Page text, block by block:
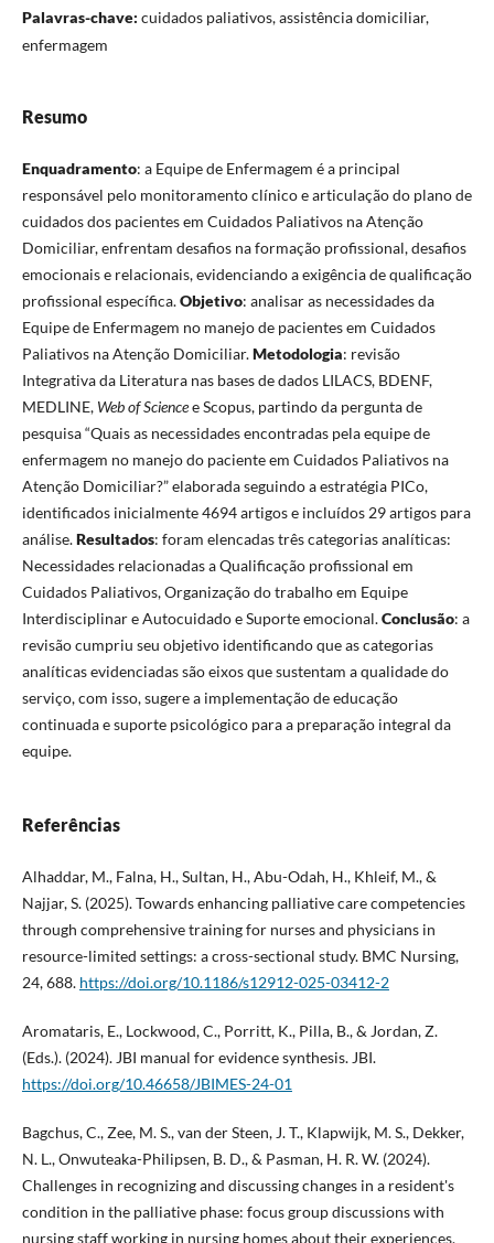
Palavras-chave: cuidados paliativos, assistência domiciliar,
enfermagem
Resumo
Enquadramento: a Equipe de Enfermagem é a principal
responsável pelo monitoramento clínico e articulação do plano de
cuidados dos pacientes em Cuidados Paliativos na Atenção
Domiciliar, enfrentam desafios na formação profissional, desafios
emocionais e relacionais, evidenciando a exigência de qualificação
profissional específica.Objetivo: analisar as necessidades da
Equipe de Enfermagem no manejo de pacientes em Cuidados
Paliativos na Atenção Domiciliar.Metodologia: revisão
Integrativa da Literatura nas bases de dados LILACS, BDENF,
MEDLINE, Web of Sciencee Scopus, partindo da pergunta de
pesquisa “Quais as necessidades encontradas pela equipe de
enfermagem no manejo do paciente em Cuidados Paliativos na
Atenção Domiciliar?” elaborada seguindo a estratégia PICo,
identificados inicialmente 4694 artigos e incluídos 29 artigos para
análise.Resultados: foram elencadas três categorias analíticas:
Necessidades relacionadas a Qualificação profissional em
Cuidados Paliativos, Organização do trabalho em Equipe
Interdisciplinar e Autocuidado e Suporte emocional.Conclusão: a
revisão cumpriu seu objetivo identificando que as categorias
analíticas evidenciadas são eixos que sustentam a qualidade do
serviço, com isso, sugere a implementação de educação
continuada e suporte psicológico para a preparação integral da
equipe.
Referências
Alhaddar, M., Falna, H., Sultan, H., Abu-Odah, H., Khleif, M., &
Najjar, S. (2025). Towards enhancing palliative care competencies
through comprehensive training for nurses and physicians in
resource-limited settings: a cross-sectional study. BMC Nursing,
24, 688. https://doi.org/10.1186/s12912-025-03412-2
Aromataris, E., Lockwood, C., Porritt, K., Pilla, B., & Jordan, Z.
(Eds.). (2024). JBI manual for evidence synthesis. JBI.
https://doi.org/10.46658/JBIMES-24-01
Bagchus, C., Zee, M. S., van der Steen, J. T., Klapwijk, M. S., Dekker,
N. L., Onwuteaka-Philipsen, B. D., & Pasman, H. R. W. (2024).
Challenges in recognizing and discussing changes in a resident's
condition in the palliative phase: focus group discussions with
nursing staff working in nursing homes about their experiences.